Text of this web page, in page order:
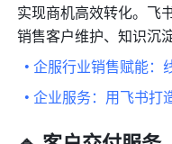
实现商机高效转化。飞
销售客户维护、知识沉
• 企服行业销售赋能：
• 企业服务：用飞书打